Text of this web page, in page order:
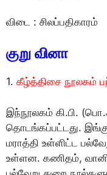
விடை : சிலப்பதிகாரம்
குறு வினா
1. கீழ்த்திசை நூலகம்
இந்நூலகம் கி.பி.
தொடங்கப்பட்டது.
மராத்தி உள்ளிட்ட
உள்ளன. கணிதம்,